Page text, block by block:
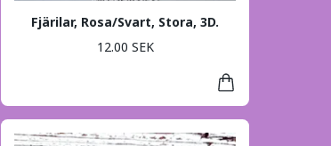
Fjärilar, Rosa/Svart, Stora, 3D.
12.00 SEK